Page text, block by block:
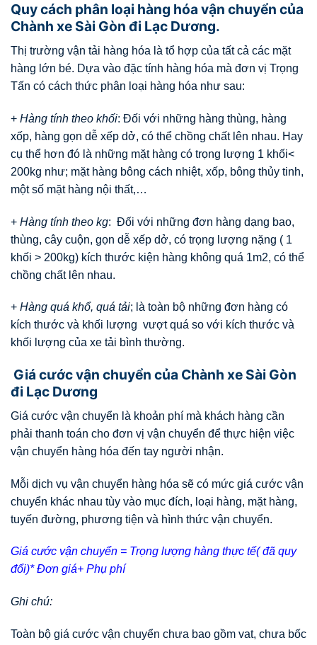
Quy cách phân loại hàng hóa vận chuyển của
Chành xe Sài Gòn đi Lạc Dương.
Thị trường vận tải hàng hóa là tổ hợp của tất cả các mặt
hàng lớn bé. Dựa vào đặc tính hàng hóa mà đơn vị Trọng
Tấn có cách thức phân loại hàng hóa như sau:
+ Hàng tính theo khối: Đối với những hàng thùng, hàng
xốp, hàng gọn dễ xếp dở, có thể chồng chất lên nhau. Hay
cụ thể hơn đó là những mặt hàng có trọng lượng 1 khối<
200kg như; mặt hàng bông cách nhiệt, xốp, bông thủy tinh,
một số mặt hàng nội thất,…
+ Hàng tính theo kg: Đối với những đơn hàng dạng bao,
thùng, cây cuộn, gọn dễ xếp dở, có trọng lượng nặng ( 1
khối > 200kg) kích thước kiện hàng không quá 1m2, có thể
chồng chất lên nhau.
+ Hàng quá khổ, quá tải; là toàn bộ những đơn hàng có
kích thước và khối lượng vượt quá so với kích thước và
khối lượng của xe tải bình thường.
Giá cước vận chuyển của Chành xe Sài Gòn
đi Lạc Dương
Giá cước vận chuyển là khoản phí mà khách hàng cần
phải thanh toán cho đơn vị vận chuyển để thực hiện việc
vận chuyển hàng hóa đến tay người nhận.
Mỗi dịch vụ vận chuyển hàng hóa sẽ có mức giá cước vận
chuyển khác nhau tùy vào mục đích, loại hàng, mặt hàng,
tuyến đường, phương tiện và hình thức vận chuyển.
Giá cước vận chuyển = Trọng lượng hàng thực tế( đã quy
đổi)* Đơn giá+ Phụ phí
Ghi chú:
Toàn bộ giá cước vận chuyển chưa bao gồm vat, chưa bốc